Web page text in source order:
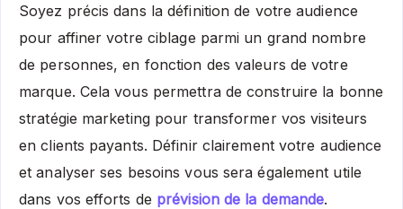
Soyez précis dans la définition de votre audience
pour affiner votre ciblage parmi un grand nombre
de personnes, en fonction des valeurs de votre
marque. Cela vous permettra de construire la bonne
stratégie marketing pour transformer vos visiteurs
en clients payants. Définir clairement votre audience
et analyser ses besoins vous sera également utile
dans vos efforts de prévision de la demande.